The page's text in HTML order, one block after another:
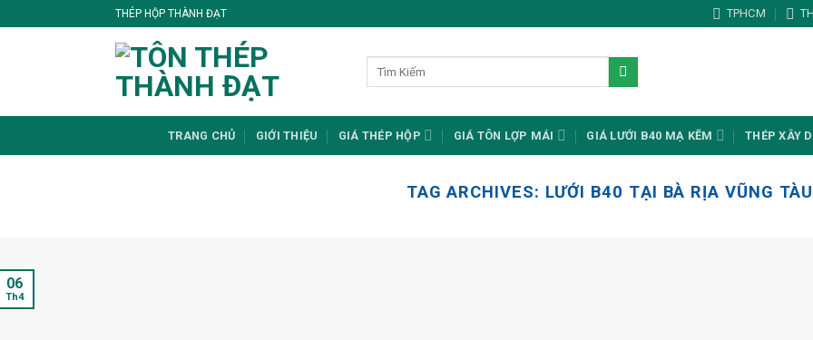
to
THÉP HỘP THÀNH ĐẠT TPHCM
TRANG CHỦ GIỚI THIỆU GIÁ THÉP HỘP GIÁ TÔN LỢP MÁI GIÁ LƯỚI B40 MẠ KẼM THÉP XÂY
TAG ARCHIVES: LƯỚI B40 TẠI BÀ RỊA VŨNG TÀU
06
Th4